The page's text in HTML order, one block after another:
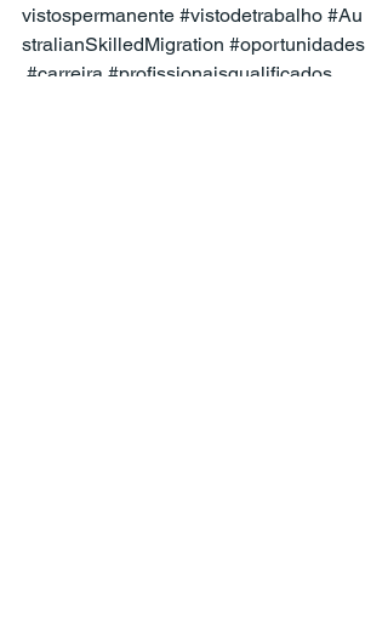
vistospermanente #vistodetrabalho #Au
stralianSkilledMigration #oportunidades
#carreira #profissionaisqualificados